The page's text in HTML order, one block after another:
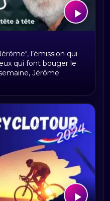
l’émission qui
qui font bouger le
Jérôme